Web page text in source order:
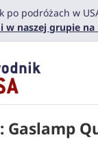
po podróżach w
w naszej grupie na
Gaslamp